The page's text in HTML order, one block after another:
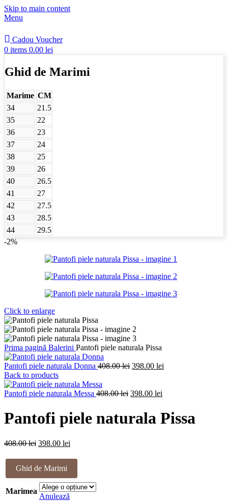
Skip to main content
Menu
Cadou Voucher
0 items 0.00 lei
Ghid de Marimi
Marime CM
34
21.5
35
22
36
23
37
24
38
25
39
26
40
26.5
41
27
42
27.5
43
28.5
44
29.5
-2%
Click to enlarge
Prima pagină Balerini Pantofi piele naturala Pissa
Pantofi piele naturala Donna 408.00lei Prețul
fost:
398.00 lei
Back to products
Pantofi piele naturala Messa 408.00lei Prețul
fost:
398.00 lei
este:
398.00 lei.
Pantofi piele naturala Pissa
408.00lei Prețul
a
fost:
408.00 lei.
398.00 lei
este:
Ghid de Marimi
Marimea
Anulează